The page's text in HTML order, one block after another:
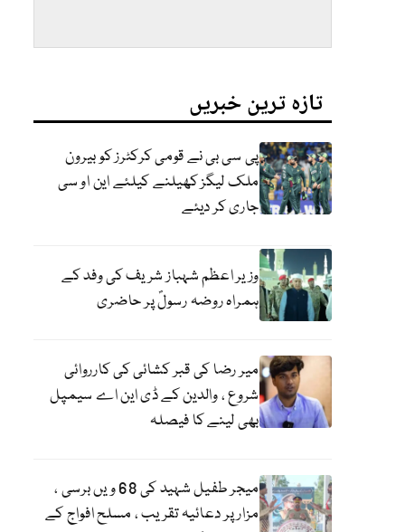
تازہ ترین خبریں
پی سی بی نے قومی کرکٹرز کو بیرون
ملک لیگز کھیلنے کیلئے این او سی
جاری کر دیئے
وزیر اعظم شہباز شریف کی وفد کے
ہمراہ روضہ رسولؐ پر حاضری
میر رضا کی قبر کشائی کی کارروائی
شروع ، والدین کے ڈی این اے سیمپل
بھی لینے کا فیصلہ
میجر طفیل شہید کی 68 ویں برسی ،
مزار پر دعائیہ تقریب ، مسلح افواج کے